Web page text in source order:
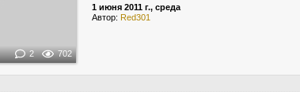
2 702
1 июня 2011 г., среда
Автор: Red301